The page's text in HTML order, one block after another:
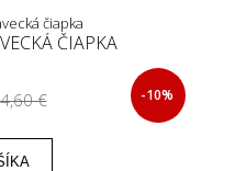
ČIAPKA
4,60 € -10%